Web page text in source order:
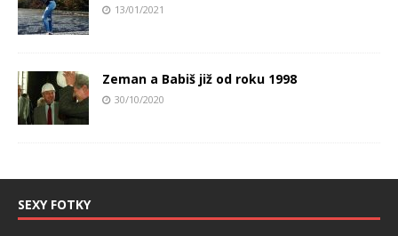
13/01/2021
Zeman a Babiš již od roku 1998
30/10/2020
SEXY FOTKY